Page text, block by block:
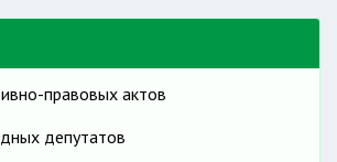
правовых актов
депутатов